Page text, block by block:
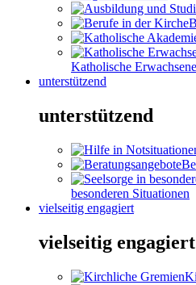
Katholische
unterstützend
unterstützend
besonderen Situationen
vielseitig engagiert
vielseitig engagiert